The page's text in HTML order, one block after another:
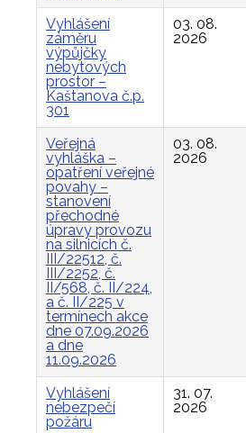
Vyhlášení
záměru
výpůjčky
nebytových
prostor –
Kaštanova č.p.
301
03. 08.
2026
Veřejná
vyhláška –
opatření veřejné
povahy –
stanovení
přechodné
úpravy provozu
na silnicích č.
III/22512, č.
III/2252, č.
II/568, č. II/224,
a č. II/225 v
termínech akce
dne 07.09.2026
a dne
11.09.2026
03. 08.
2026
Vyhlášení
nebezpečí
požáru
31. 07.
2026